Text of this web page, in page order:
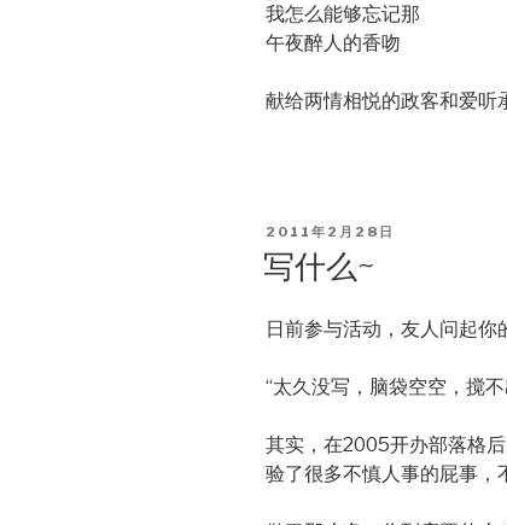
我怎么能够忘记那
午夜醉人的香吻
献给两情相悦的政客和爱听
POSTED
ON
2011年2月28日
写什么~
日前参与活动，友人问起你
“太久没写，脑袋空空，搅
其实，在2005开办部落格
验了很多不慎人事的屁事，